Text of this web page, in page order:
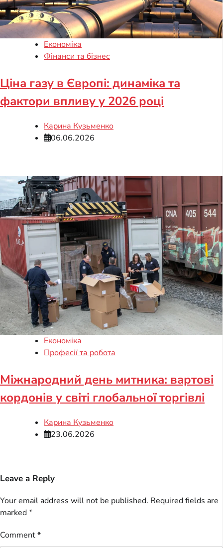
Економіка
Фінанси та бізнес
Ціна газу в Європі: динаміка та
фактори впливу у 2026 році
Карина Кузьменко
06.06.2026
Економіка
Професії та робота
Міжнародний день митника: вартові
кордонів у світі глобальної торгівлі
Карина Кузьменко
23.06.2026
Leave a Reply
Your email address will not be published. Required fields are
marked*
Comment*